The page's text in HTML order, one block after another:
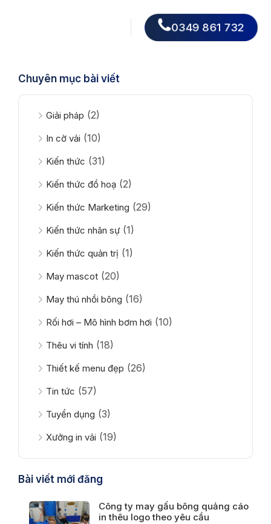
0349 861 732
Chuyên mục bài viết
Giải pháp (2)
In cờ vải (10)
Kiến thức (31)
Kiến thức đồ hoạ (2)
Kiến thức Marketing (29)
Kiến thức nhân sự (1)
Kiến thức quản trị (1)
May mascot (20)
May thú nhồi bông (16)
Rối hơi – Mô hình bơm hơi (10)
Thêu vi tính (18)
Thiết kế menu đẹp (26)
Tin tức (57)
Tuyển dụng (3)
Xưởng in vải (19)
Bài viết mới đăng
Công ty may gấu bông quảng cáo
in thêu logo theo yêu cầu